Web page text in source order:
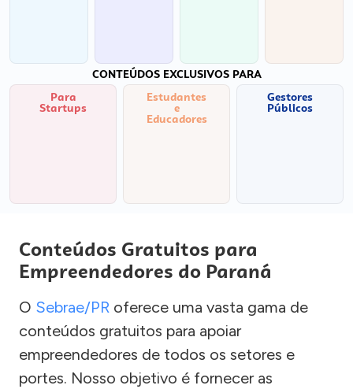
CONTEÚDOS EXCLUSIVOS PARA
Para
Startups
Estudantes
e
Educadores
Gestores
Públicos
Conteúdos Gratuitos para
Empreendedores do Paraná
O Sebrae/PR oferece uma vasta gama de
conteúdos gratuitos para apoiar
empreendedores de todos os setores e
portes. Nosso objetivo é fornecer as